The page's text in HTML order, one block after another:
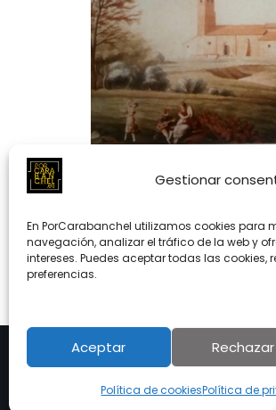
Gestionar
En PorCarabanchel utilizamos cookies para
navegación, analizar el tráfico de la web y
intereses. Puedes aceptar todas las cookies,
preferencias.
Aceptar Rechazar
Política de cookiesPolítica de
« Anterior 1 …
Aviso Legal Política
de privacidad